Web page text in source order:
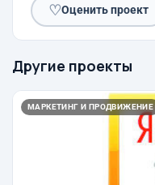
♡Оценить проект
Другие проекты
МАРКЕТИНГ И ПРОДВИЖЕНИЕ